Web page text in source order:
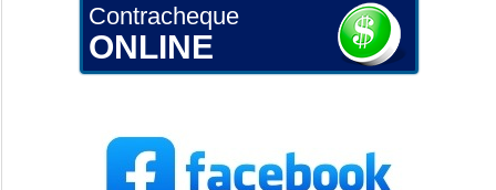
Contracheque
ONLINE